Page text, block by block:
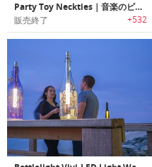
Party Toy Neckties｜音楽のビートに合わせて光るLEDフラッシュライト内蔵ネクタイ
販売終了 +532